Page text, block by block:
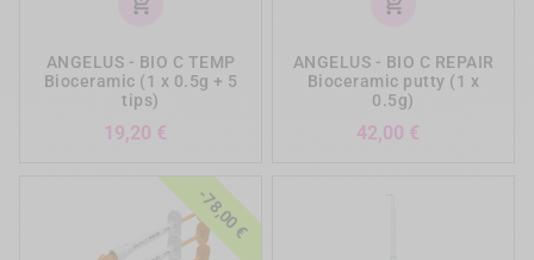
ANGELUS - BIO C TEMP
Bioceramic (1 x 0.5g + 5
tips)
19,20 €
ANGELUS - BIO C REPAIR
Bioceramic putty (1 x
0.5g)
42,00 €
-78,00 €